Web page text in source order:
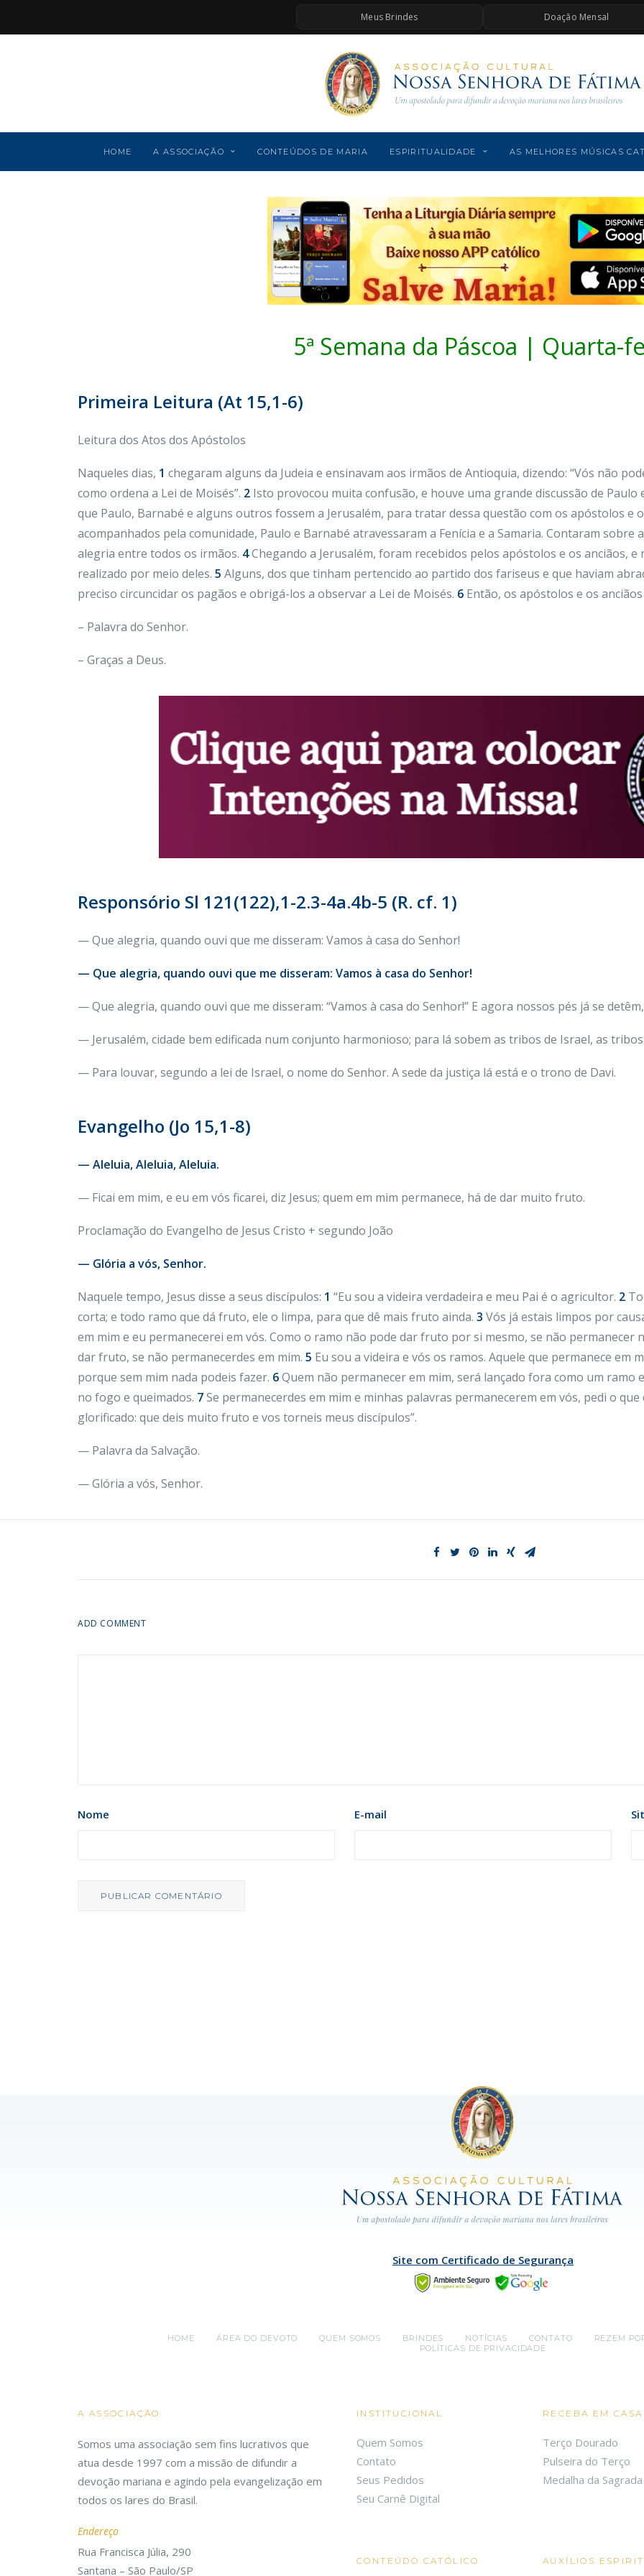
Meus Brindes Doação Mensal
HOME A ASSOCIAÇÃO CONTEÚDOS DE MARIA ESPIRITUALIDADE AS MELHORES MÚSICAS
5ª Semana da Páscoa | Quarta-
Primeira Leitura (At 15,1-6)
Leitura dos Atos dos Apóstolos
Naqueles dias, 1 chegaram alguns da Judeia e ensinavam aos irmãos de Antioquia, dizendo: “Vós não
como ordena a Lei de Moisés”. 2 Isto provocou muita confusão, e houve uma grande discussão de Paulo
que Paulo, Barnabé e alguns outros fossem a Jerusalém, para tratar dessa questão com os apóstolos e
acompanhados pela comunidade, Paulo e Barnabé atravessaram a Fenícia e a Samaria. Contaram sobre
alegria entre todos os irmãos. 4Chegando a Jerusalém, foram recebidos pelos apóstolos e os anciãos,
realizado por meio deles. 5 Alguns, dos que tinham pertencido ao partido dos fariseus e que haviam
preciso circuncidar os pagãos e obrigá-los a observar a Lei de Moisés. 6 Então, os apóstolos e os
– Palavra do Senhor.
– Graças a Deus.
Responsório Sl 121(122),1-2.3-4a.4b-5 (R. cf. 1)
— Que alegria, quando ouvi que me disseram: Vamos à casa do Senhor!
— Que alegria, quando ouvi que me disseram: Vamos à casa do Senhor!
— Que alegria, quando ouvi que me disseram: “Vamos à casa do Senhor!” E agora nossos pés já se
— Jerusalém, cidade bem edificada num conjunto harmonioso; para lá sobem as tribos de Israel, as
— Para louvar, segundo a lei de Israel, o nome do Senhor. A sede da justiça lá está e o trono de Davi.
Evangelho (Jo 15,1-8)
— Aleluia, Aleluia, Aleluia.
— Ficai em mim, e eu em vós ficarei, diz Jesus; quem em mim permanece, há de dar muito fruto.
Proclamação do Evangelho de Jesus Cristo + segundo João
— Glória a vós, Senhor.
Naquele tempo, Jesus disse a seus discípulos: 1 “Eu sou a videira verdadeira e meu Pai é o agricultor. 2
corta; e todo ramo que dá fruto, ele o limpa, para que dê mais fruto ainda. 3 Vós já estais limpos por
em mim e eu permanecerei em vós. Como o ramo não pode dar fruto por si mesmo, se não permanecer
dar fruto, se não permanecerdes em mim. 5 Eu sou a videira e vós os ramos. Aquele que permanece em
porque sem mim nada podeis fazer. 6Quem não permanecer em mim, será lançado fora como um ramo
no fogo e queimados. 7Se permanecerdes em mim e minhas palavras permanecerem em vós, pedi o
glorificado: que deis muito fruto e vos torneis meus discípulos”.
— Palavra da Salvação.
— Glória a vós, Senhor.
ADD COMMENT
Nome E-mail
Site com Certificado de Segurança
HOME ÁREA DO DEVOTO QUEM SOMOS BRINDES NOTÍCIAS CONTATO
REZEM
POLÍTICAS DE PRIVACIDADE
A ASSOCIAÇÃO
Somos uma associação sem fins lucrativos que
atua desde 1997 com a missão de difundir a
devoção mariana e agindo pela evangelização em
todos os lares do Brasil.
Endereço
Rua Francisca Júlia, 290
Santana – São Paulo/SP
INSTITUCIONAL
Quem Somos
Contato
Seus Pedidos
Seu Carnê Digital
RECEBA EM CASA
Terço Dourado
Pulseira do Terço
Medalha da
CONTEÚDO CATÓLICO AUXÍLIOS